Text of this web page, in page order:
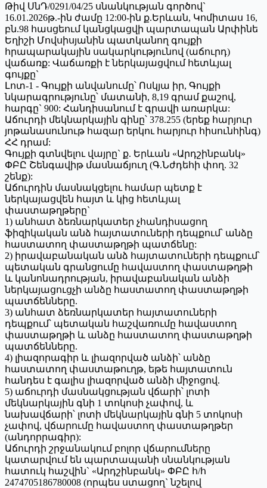
Թիվ ՍնԴ/0291/04/25 սնանկության գործով`
16.01.2026թ.-ին ժամը 12:00-ին ք.Երևան, Կոմիտաս 16,
բն.98 հասցեում կանցկացվի պարտապան Արփինե
Եղիշի Մովսիսյանին պատկանող գույքի
հրապարակային սակարկությունով (աճուրդ)
վաճառք: Վաճառքի է ներկայացվում հետևյալ
գույքը`
Լոտ-1 - Գույքի անվանումը՝ Ոսկյա իր, Գույքի
նկարագրությունը՝ մատանի, 8,19 գրամ քաշով,
հարգը` 900: Հանդիսանում է գրավի առարկա:
Աճուրդի մեկնարկային գինը՝ 378.255 (երեք հարյուր
յոթանասունութ հազար երկու հարյուր հիսունհինգ)
ՀՀ դրամ:
Գույքի գտնվելու վայրը` ք. Երևան «Արդշինբանկ»
ՓԲԸ Շենգավիթ մասնաճյուղ (Գ.Նժդեհի փող. 32
շենք):
Աճուրդին մասնակցելու համար պետք է
ներկայացվեն հայտ և կից հետևյալ
փաստաթղթերը`
1) անհատ ձեռնարկատեր չհանդիսացող
ֆիզիկական անձ հայտատուների դեպքում՝ անձը
հաստատող փաստաթղթի պատճենը:
2) իրավաբանական անձ հայտատուների դեպքում՝
պետական գրանցումը հավաստող փաստաթղթի
և կանոնադրության, իրավաբանական անձի
ներկայացուցչի անձը հաստատող փաստաթղթի
պատճենները.
3) անհատ ձեռնարկատեր հայտատուների
դեպքում՝ պետական հաշվառումը հավաստող
փաստաթղթի և անձը հաստատող փաստաթղթի
պատճենները.
4) լիազորագիր և լիազորված անձի՝ անձը
հաստատող փաստաթուղթ, եթե հայտատուն
հանդես է գալիս լիազորված անձի միջոցով.
5) աճուրդի մասնակցության վճարի՝ լոտի
մեկնարկային գնի 1 տոկոսի չափով, և
նախավճարի՝ լոտի մեկնարկային գնի 5 տոկոսի
չափով, վճարումը հավաստող փաստաթղթեր
(անդորրագիր):
Աճուրդի շրջանակում բոլոր վճարումները
կատարվում են պարտապանի սնանկության
հատուկ հաշվին` «Արդշինբանկ» ՓԲԸ հ/հ
2474705186780008 (որպես ստացող` նշելով